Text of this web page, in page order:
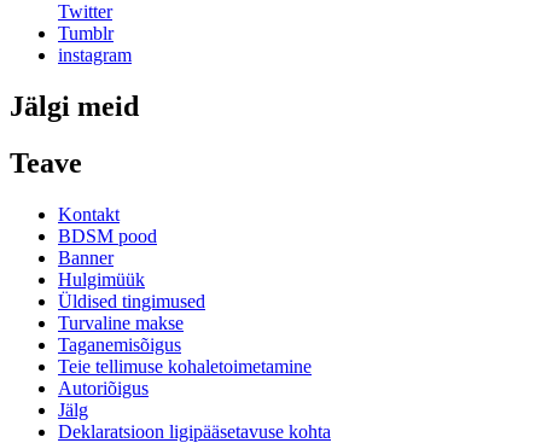
Twitter
Tumblr
instagram
Jälgi meid
Teave
Kontakt
BDSM pood
Banner
Hulgimüük
Üldised tingimused
Turvaline makse
Taganemisõigus
Teie tellimuse kohaletoimetamine
Autoriõigus
Jälg
Deklaratsioon ligipääsetavuse kohta